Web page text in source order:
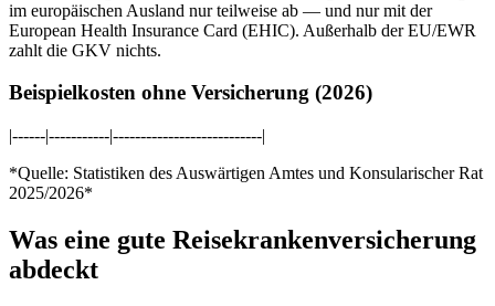
im europäischen Ausland nur teilweise ab — und nur mit der
European Health Insurance Card (EHIC). Außerhalb der EU/EWR
zahlt die GKV nichts.
Beispielkosten ohne Versicherung (2026)
|------|-----------|---------------------------|
*Quelle: Statistiken des Auswärtigen Amtes und Konsularischer Rat
2025/2026*
Was eine gute Reisekrankenversicherung
abdeckt